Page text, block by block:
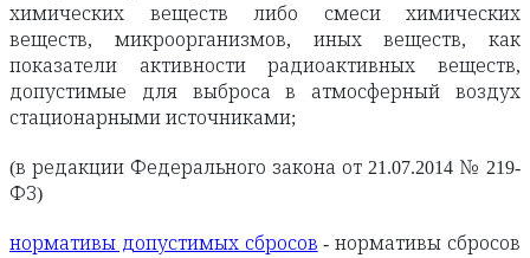
химических веществ либо смеси химических
веществ, микроорганизмов, иных веществ, как
показатели активности радиоактивных веществ,
допустимые для выброса в атмосферный воздух
стационарными источниками;
(в редакции Федерального закона от 21.07.2014 № 219-
ФЗ)
нормативы допустимых сбросов - нормативы сбросов